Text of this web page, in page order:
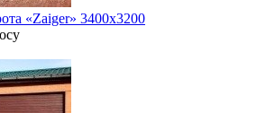
«Zaiger» 3400x3200